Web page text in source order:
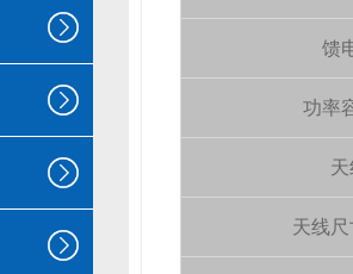
馈
功率
天
天线尺